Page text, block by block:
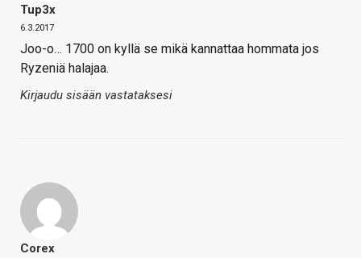
Tup3x
6.3.2017
Joo-o… 1700 on kyllä se mikä kannattaa hommata jos
Ryzeniä halajaa.
Kirjaudu sisään vastataksesi
Corex